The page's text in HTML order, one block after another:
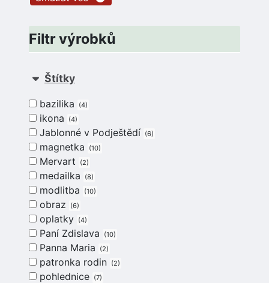
Filtr výrobků
Štítky
bazilika 4
ikona 4
Jablonné v Podještědí 6
magnetka 10
Mervart 2
medailka 8
modlitba 10
obraz 6
oplatky 4
Paní Zdislava 10
Panna Maria 2
patronka rodin 2
pohlednice 7